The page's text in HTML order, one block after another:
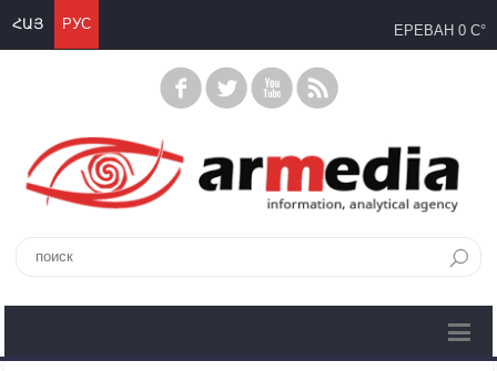
ՀԱՅ РУС ЕРЕВАН 0 C°